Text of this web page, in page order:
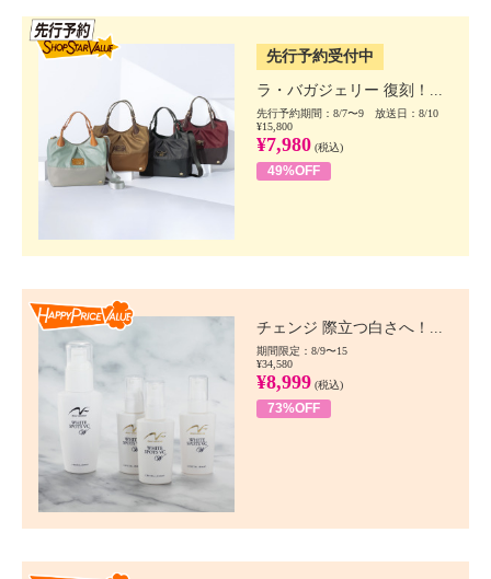
先行予約受付中
ラ・バガジェリー 復刻！...
先行予約期間：8/7〜9 放送日：8/10
¥15,800
¥7,980 (税込)
49%OFF
チェンジ 際立つ白さへ！...
期間限定：8/9〜15
¥34,580
¥8,999 (税込)
73%OFF